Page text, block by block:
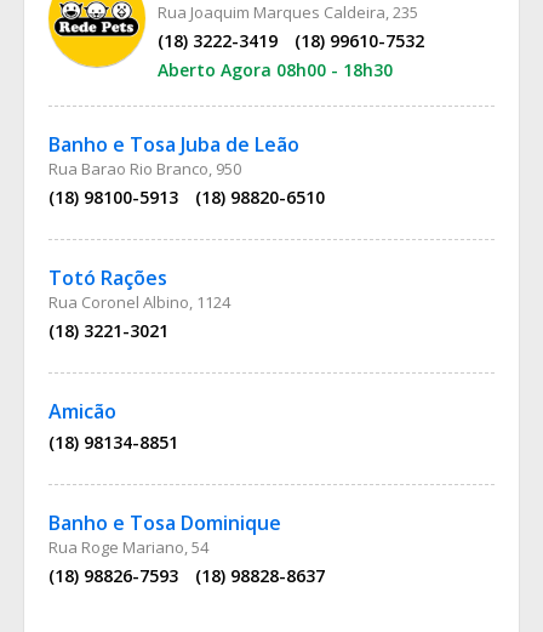
Rua Joaquim Marques Caldeira, 235
(18) 3222-3419
(18) 99610-7532
Aberto Agora 08h00 - 18h30
Banho e Tosa Juba de Leão
Rua Barao Rio Branco, 950
(18) 98100-5913 (18) 98820-6510
Totó Rações
Rua Coronel Albino, 1124
(18) 3221-3021
Amicão
(18) 98134-8851
Banho e Tosa Dominique
Rua Roge Mariano, 54
(18) 98826-7593 (18) 98828-8637